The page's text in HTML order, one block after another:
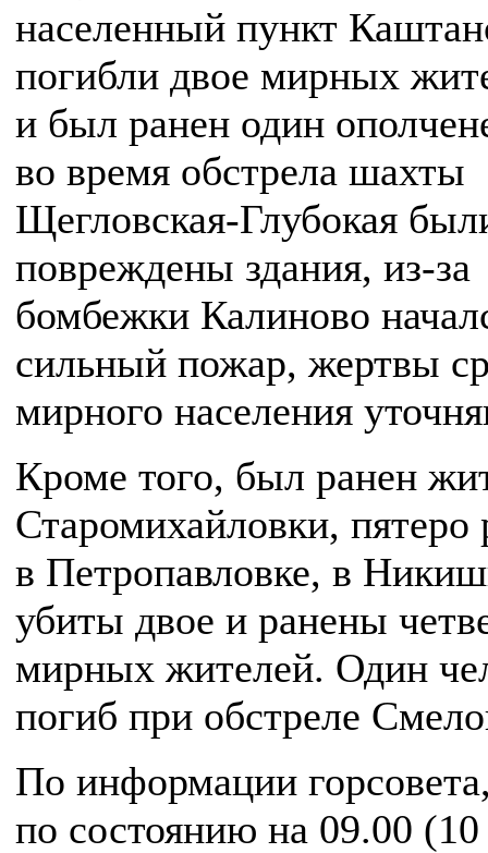
населенный пункт
погибли двое мирных
и был ранен один
во время обстрела шахты
Щегловская-Глубокая
повреждены здания, из-за
бомбежки Калиново
сильный пожар, жертвы
мирного населения
Кроме того, был ранен
Старомихайловки, пятеро
в Петропавловке, в
убиты двое и ранены
мирных жителей. Один
погиб при обстреле
По информации
по состоянию на 09.00